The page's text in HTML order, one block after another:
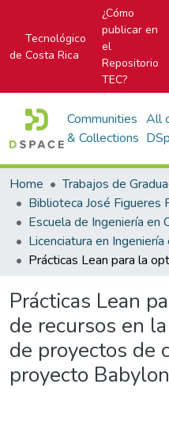
Tecnológico
de Costa Rica
¿Cómo
publicar en
el
Repositorio
TEC?
Communities
& Collections
All
Home
Trabajos de
Prácticas Lean
de recursos en
de proyectos de
proyecto Babylon